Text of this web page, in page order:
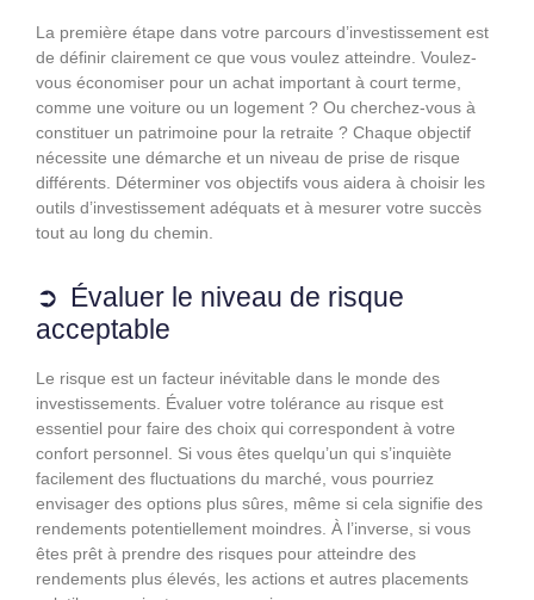
La première étape dans votre parcours d’investissement est
de définir clairement ce que vous voulez atteindre. Voulez-
vous économiser pour un achat important à court terme,
comme une voiture ou un logement ? Ou cherchez-vous à
constituer un patrimoine pour la retraite ? Chaque objectif
nécessite une démarche et un niveau de prise de risque
différents. Déterminer vos objectifs vous aidera à choisir les
outils d’investissement adéquats et à mesurer votre succès
tout au long du chemin.
Évaluer le niveau de risque
acceptable
Le risque est un facteur inévitable dans le monde des
investissements. Évaluer votre tolérance au risque est
essentiel pour faire des choix qui correspondent à votre
confort personnel. Si vous êtes quelqu’un qui s’inquiète
facilement des fluctuations du marché, vous pourriez
envisager des options plus sûres, même si cela signifie des
rendements potentiellement moindres. À l’inverse, si vous
êtes prêt à prendre des risques pour atteindre des
rendements plus élevés, les actions et autres placements